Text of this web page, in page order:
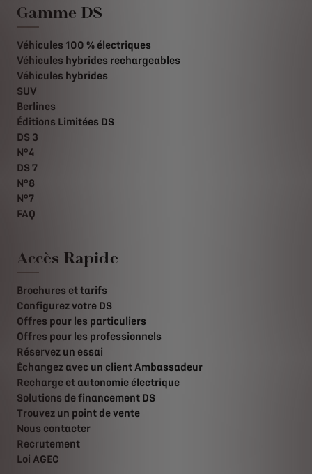
Gamme DS
Véhicules 100 % électriques
Véhicules hybrides rechargeables
Véhicules hybrides
SUV
Berlines
Éditions Limitées DS
DS 3
N°4
DS 7
N°8
N°7
FAQ
Accès Rapide
Brochures et tarifs
Configurez votre DS
Offres pour les particuliers
Offres pour les professionnels
Réservez un essai
Échangez avec un client Ambassadeur
Recharge et autonomie électrique
Solutions de financement DS
Trouvez un point de vente
Nous contacter
Recrutement
Loi AGEC